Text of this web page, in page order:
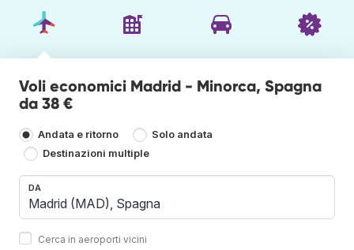
Voli economici Madrid - Minorca, Spagna
da 38 €
Andata e ritorno
Solo andata
Destinazioni multiple
DA
Cerca in aeroporti vicini